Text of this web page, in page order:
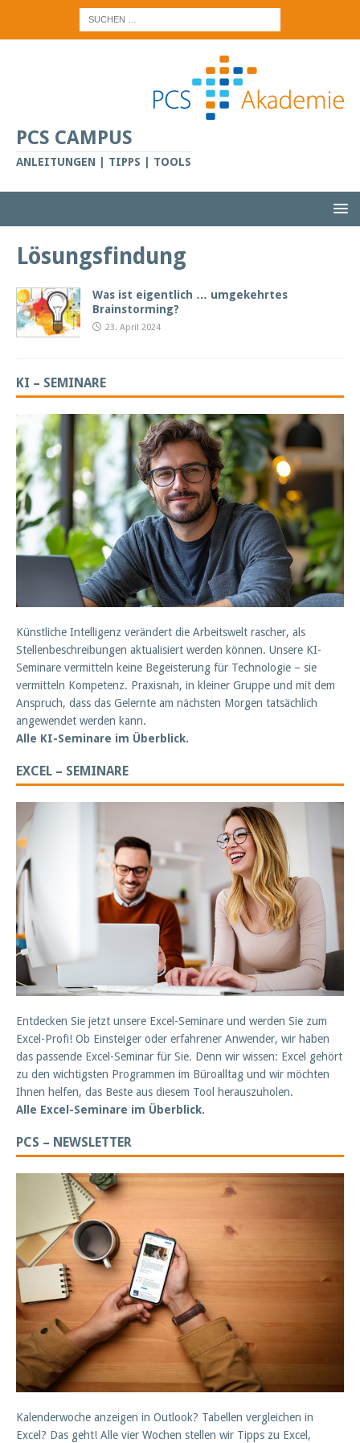
PCS CAMPUS
ANLEITUNGEN | TIPPS | TOOLS
Lösungsfindung
Was ist eigentlich … umgekehrtes
Brainstorming?
23. April 2024
KI – SEMINARE
Künstliche Intelligenz verändert die Arbeitswelt rascher, als
Stellenbeschreibungen aktualisiert werden können. Unsere KI-
Seminare vermitteln keine Begeisterung für Technologie – sie
vermitteln Kompetenz. Praxisnah, in kleiner Gruppe und mit dem
Anspruch, dass das Gelernte am nächsten Morgen tatsächlich
angewendet werden kann.
Alle KI-Seminare im Überblick.
EXCEL – SEMINARE
Entdecken Sie jetzt unsere Excel-Seminare und werden Sie zum
Excel-Profi! Ob Einsteiger oder erfahrener Anwender, wir haben
das passende Excel-Seminar für Sie. Denn wir wissen: Excel gehört
zu den wichtigsten Programmen im Büroalltag und wir möchten
Ihnen helfen, das Beste aus diesem Tool herauszuholen.
Alle Excel-Seminare im Überblick.
PCS – NEWSLETTER
Kalenderwoche anzeigen in Outlook? Tabellen vergleichen in
Excel? Das geht! Alle vier Wochen stellen wir Tipps zu Excel,